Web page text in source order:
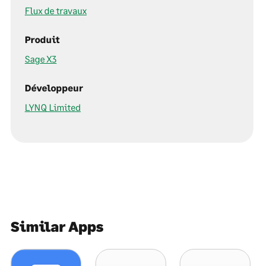
Flux de travaux
Produit
Sage X3
Développeur
LYNQ Limited
Similar Apps